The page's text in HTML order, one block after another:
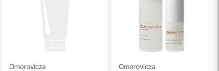
Omorovicza Omorovicza